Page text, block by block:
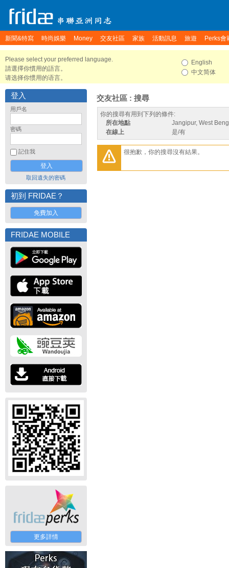
新聞&特寫 時尚娛樂 Money 交友社區 家族 活動訊息 旅遊 Perks會
Please select your preferred language.
請選擇你慣用的語言。
请选择你惯用的语言。
English
中文简体
登入
用戶名
密碼
記住我
取回遺失的密碼
初到 FRIDAE？
免費加入
FRIDAE MOBILE
更多詳情
交友社區 : 搜尋
你的搜尋有用到下列的條件:
所在地點
Jangipur, West
在線上
是/有
很抱歉，你的搜尋沒有結果。